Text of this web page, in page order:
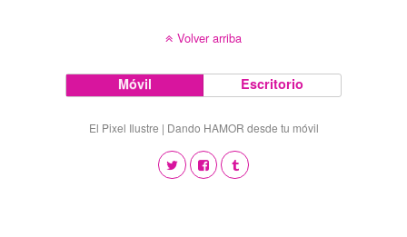
Volver arriba
Móvil Escritorio
El Pixel Ilustre | Dando HAMOR desde tu móvil